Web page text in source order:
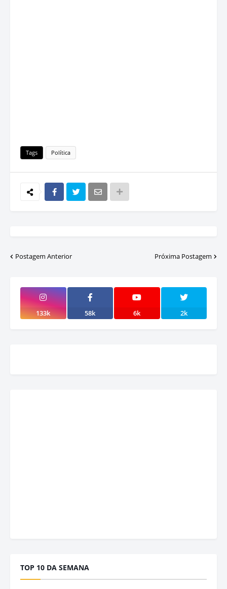
Tags Política
Postagem Anterior Próxima Postagem
133k 58k 6k 2k
TOP 10 DA SEMANA